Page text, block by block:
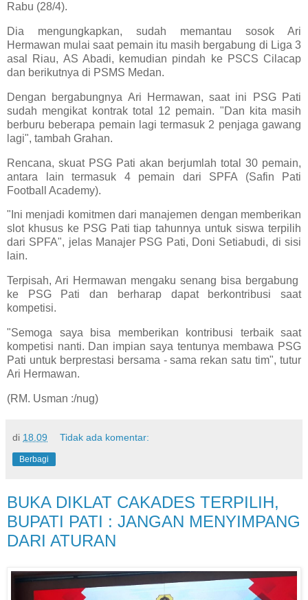
Rabu (28/4).
Dia mengungkapkan, sudah memantau sosok Ari
Hermawan mulai saat pemain itu masih bergabung di Liga 3
asal Riau, AS Abadi, kemudian pindah ke PSCS Cilacap
dan berikutnya di PSMS Medan.
Dengan bergabungnya Ari Hermawan, saat ini PSG Pati
sudah mengikat kontrak total 12 pemain. "Dan kita masih
berburu beberapa pemain lagi termasuk 2 penjaga gawang
lagi", tambah Grahan.
Rencana, skuat PSG Pati akan berjumlah total 30 pemain,
antara lain termasuk 4 pemain dari SPFA (Safin Pati
Football Academy).
"Ini menjadi komitmen dari manajemen dengan memberikan
slot khusus ke PSG Pati tiap tahunnya untuk siswa terpilih
dari SPFA", jelas Manajer PSG Pati, Doni Setiabudi, di sisi
lain.
Terpisah, Ari Hermawan mengaku senang bisa bergabung
ke PSG Pati dan berharap dapat berkontribusi saat
kompetisi.
"Semoga saya bisa memberikan kontribusi terbaik saat
kompetisi nanti. Dan impian saya tentunya membawa PSG
Pati untuk berprestasi bersama - sama rekan satu tim", tutur
Ari Hermawan.
(RM. Usman :/nug)
di 18.09 Tidak ada komentar:
Berbagi
BUKA DIKLAT CAKADES TERPILIH,
BUPATI PATI : JANGAN MENYIMPANG
DARI ATURAN